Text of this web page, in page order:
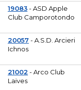
19083- ASD Apple
Club Camporotondo
20057 - A.S.D. Arcieri
Ichnos
21002 - Arco Club
Laives